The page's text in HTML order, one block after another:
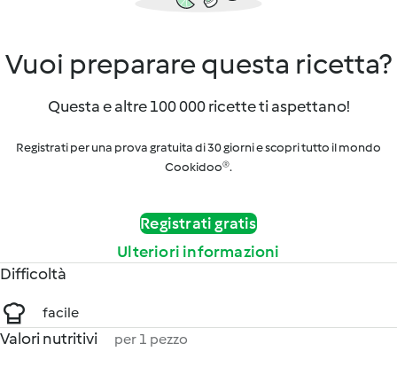
Vuoi preparare questa ricetta?
Questa e altre 100 000 ricette ti aspettano!
Registrati per una prova gratuita di 30 giorni e scopri tutto il mondo
Cookidoo®.
Registrati gratis
Ulteriori informazioni
Difficoltà
facile
Valori nutritivi per 1 pezzo